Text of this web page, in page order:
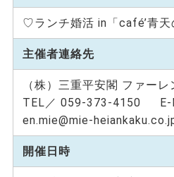
♡ランチ婚活 in「café’青
主催者連絡先
（株）三重平安閣 ファー
TEL／ 059-373-4150 E-
en.mie@mie-
開催日時